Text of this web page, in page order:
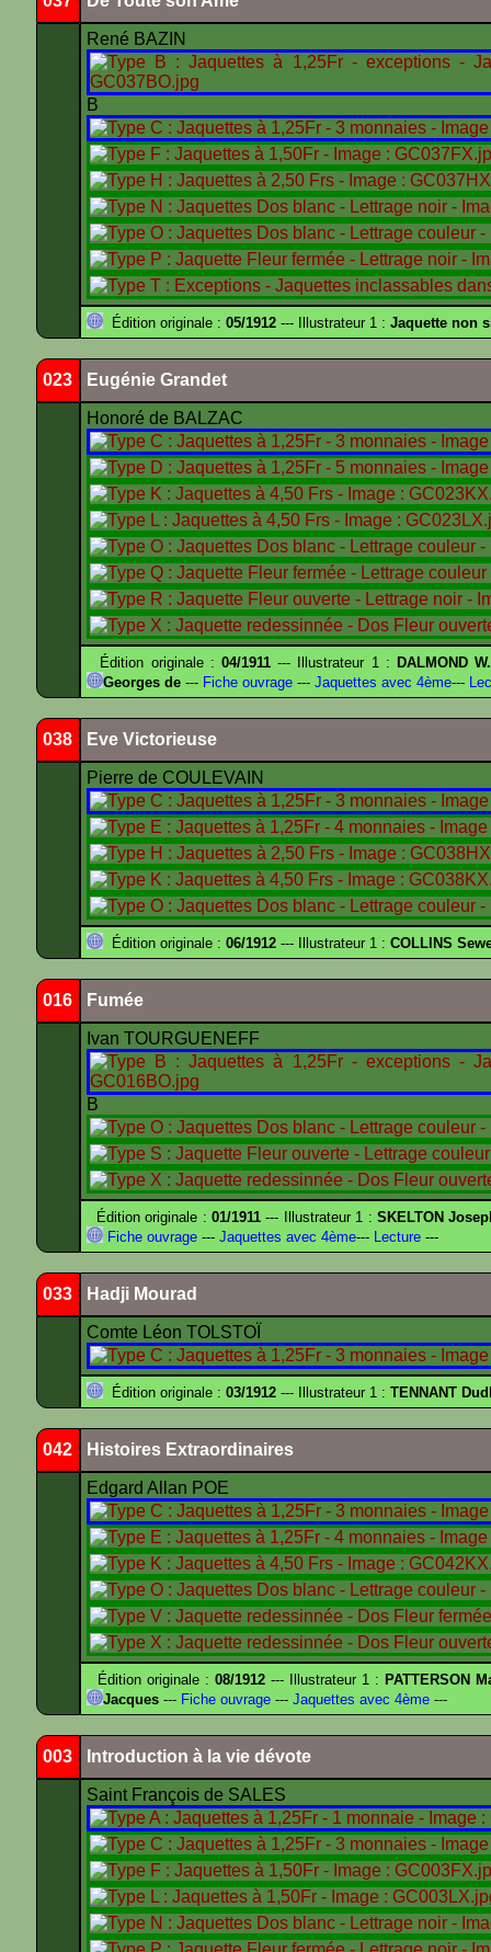
René BAZIN
B
Édition originale : 05/1912 --- Illustrateur 1 : Jaquette non
023 Eugénie Grandet
Honoré de BALZAC
Édition originale :04/1911 --- Illustrateur 1 : DALMOND W.
Georges de --- Fiche ouvrage --- Jaquettes avec 4ème---
038 Eve Victorieuse
Pierre de COULEVAIN
Édition originale : 06/1912 --- Illustrateur 1 : COLLINS
016 Fumée
Ivan TOURGUENEFF
B
Édition originale : 01/1911 --- Illustrateur 1 : SKELTON
Fiche ouvrage --- Jaquettes avec 4ème--- Lecture ---
033 Hadji Mourad
Comte Léon TOLSTOÏ
Édition originale : 03/1912 --- Illustrateur 1 : TENNANT
042 Histoires Extraordinaires
Edgard Allan POE
Édition originale :08/1912 --- Illustrateur 1 : PATTERSON
Jacques --- Fiche ouvrage --- Jaquettes avec 4ème ---
003 Introduction à la vie dévote
Saint François de SALES